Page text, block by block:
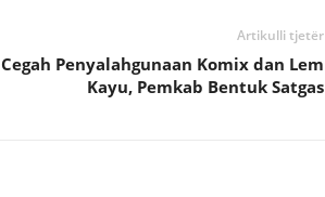
Artikulli tjetër
Cegah Penyalahgunaan Komix dan Lem
Kayu, Pemkab Bentuk Satgas